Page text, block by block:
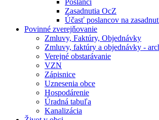
Poslanci
Zasadnutia OcZ
Účasť poslancov na
Povinné zverejňovanie
Zmluvy, Faktúry, Objednávky
Zmluvy, faktúry a objednávky -
Verejné obstarávanie
VZN
Zápisnice
Uznesenia obce
Hospodárenie
Úradná tabuľa
Kanalizácia